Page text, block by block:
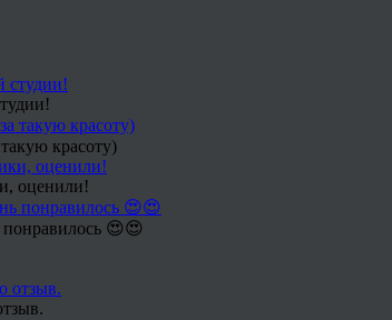
красоту)
оценили!
😍😍